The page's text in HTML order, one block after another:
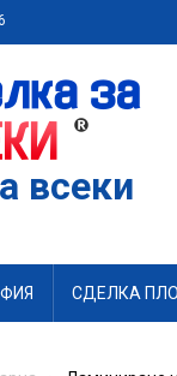
всеки
СДЕЛКА